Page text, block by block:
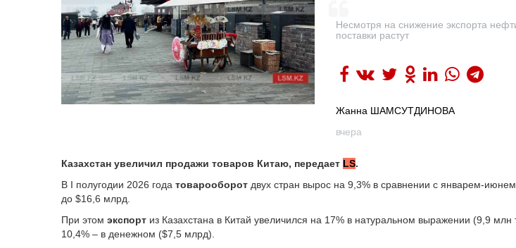
Несмотря на снижение экспорта
поставки растут
Жанна ШАМСУТДИНОВА
вчера
Казахстан увеличил продажи товаров Китаю, передает LS.
В I полугодии 2026 года товарооборот двух стран вырос на 9,3% в сравнении с январем-июнем
до $16,6 млрд.
При этом экспорт из Казахстана в Китай увеличился на 17% в натуральном выражении (9,9 млн
10,4% – в денежном ($7,5 млрд).